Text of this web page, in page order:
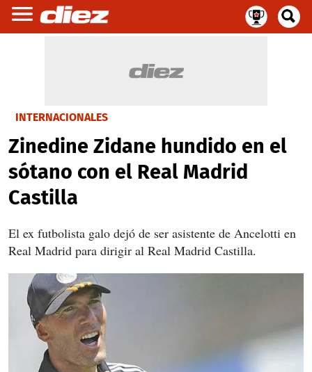
INTERNACIONALES
Zinedine Zidane hundido en el
sótano con el Real Madrid
Castilla
El ex futbolista galo dejó de ser asistente de Ancelotti en
Real Madrid para dirigir al Real Madrid Castilla.